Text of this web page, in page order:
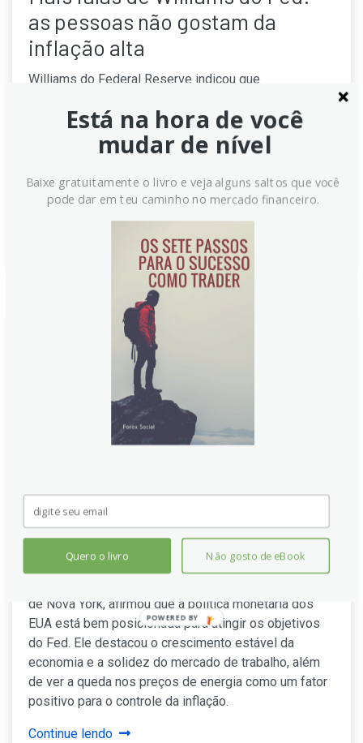
as pessoas não gostam da
inflação alta
Williams do Federal Reserve indicou que
capital, que a inflação elevada não agrada, e que mirar
a meta de 2% exige independência monetária sólida.
A persistência dessa independência fortalece a
economia global, ao passo que avanços tecnológicos
desafiam o mercado de trabalho atual.
Williams (Fed): Política
Monetária Está em Bom Lugar
de Nova York, afirmou que a política monetária dos
EUA está bem posicionada para atingir os objetivos
do Fed. Ele destacou o crescimento estável da
economia e a solidez do mercado de trabalho, além
de ver a queda nos preços de energia como um fator
positivo para o controle da inflação.
Continue lendo
Está na hora de você
mudar de nível
Baixe gratuitamente o livro e veja alguns saltos que você
pode dar em teu caminho no mercado financeiro.
Quero o livro Não gosto de eBook
POWERED